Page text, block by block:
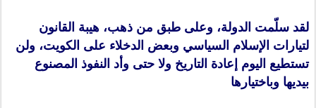
لقد سلّمت الدولة، وعلى طبق من ذهب، هيبة القانون
لتيارات الإسلام السياسي وبعض الدخلاء على الكويت، ولن
تستطيع اليوم إعادة التاريخ ولا حتى وأد النفوذ المصنوع
بيديها وباختيارها